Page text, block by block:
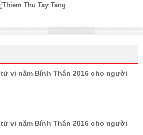
vi năm Bính Thân 2016 cho người
vi năm Bính Thân 2016 cho người